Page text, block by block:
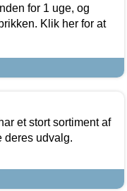
for 1 uge, og
Klik her for at
et stort sortiment af
deres udvalg.